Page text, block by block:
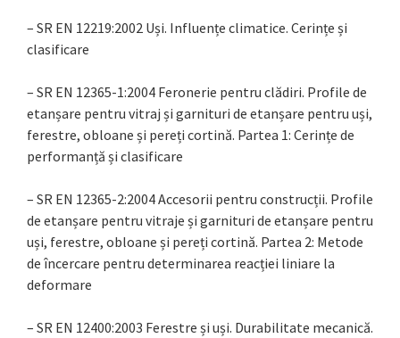
– SR EN 12219:2002 Uși. Influențe climatice. Cerințe și
clasificare
– SR EN 12365-1:2004 Feronerie pentru clădiri. Profile de
etanșare pentru vitraj și garnituri de etanșare pentru uși,
ferestre, obloane și pereți cortină. Partea 1: Cerințe de
performanță și clasificare
– SR EN 12365-2:2004 Accesorii pentru construcții. Profile
de etanșare pentru vitraje și garnituri de etanșare pentru
uși, ferestre, obloane și pereți cortină. Partea 2: Metode
de încercare pentru determinarea reacției liniare la
deformare
– SR EN 12400:2003 Ferestre și uși. Durabilitate mecanică.